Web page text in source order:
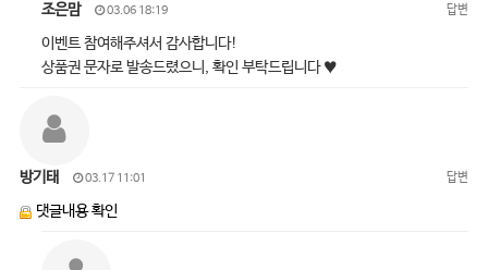
조은맘 03.06 18:19 답변
이벤트 참여해주셔서 감사합니다!
상품권 문자로 발송드렸으니, 확인 부탁드립니다 ♥
방기태 03.17 11:01 답변
댓글내용 확인